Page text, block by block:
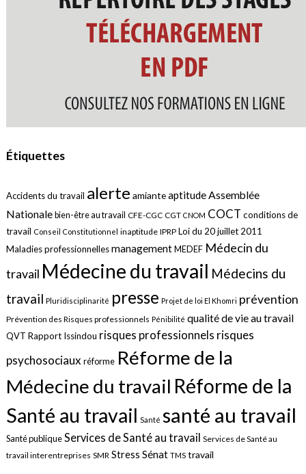
Étiquettes
Accidents du travail alerte amianteaptitudeAssemblée
Nationale bien-être au travail CFE-CGC CGT CNOM COCT conditions de
travail Conseil Constitutionnel inaptitude IPRP Loi du 20 juillet 2011
Maladies professionnellesmanagement MEDEF Médecin du
travail Médecine du travail Médecins du
travail Pluridisciplinarité presse Projet de loi El Khomri prévention
Prévention des Risques professionnels Pénibilité qualité de vie au travail
QVT Rapport Issindou risques professionnels risques
psychosociauxréforme Réforme de la
Médecine du travail Réforme de la
Santé au travail Santé santé au travail
Santé publiqueServices de Santé au travail Services de Santé au
travail interentreprises SMR Stress Sénat TMS travail